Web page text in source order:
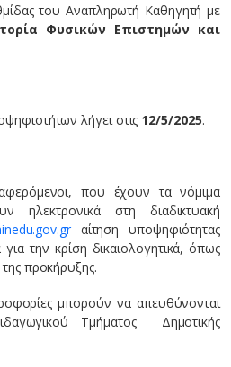
του Αναπληρωτή Καθηγητή με
Φυσικών Επιστημών και
λήγει στις 12/5/2025.
που έχουν τα νόμιμα
ηλεκτρονικά στη διαδικτυακή
αίτηση υποψηφιότητας
την κρίση δικαιολογητικά, όπως
προκήρυξης.
μπορούν να απευθύνονται
Τμήματος Δημοτικής